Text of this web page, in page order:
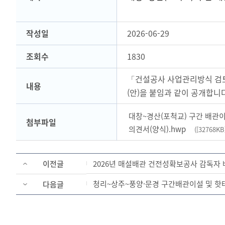
작성일
2026-06-29
조회수
1830
내용
「건설공사 사업관리방식
(안)을 붙임과 같이 공개합니
첨부파일
대창~경산(포척교) 구간 배관
의견서(양식).hwp
이전글
2026년 매설배관 건전성확보공사 감독자
다음글
청리~상주~풍양·문경 구간배관이설 및